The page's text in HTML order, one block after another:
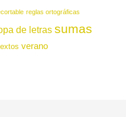
reglas ortográficas
de letras sumas
verano